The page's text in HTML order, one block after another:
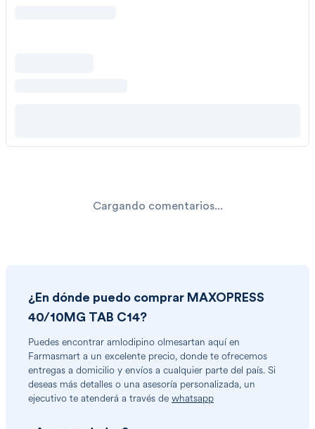
Cargando comentarios...
¿En dónde puedo comprar MAXOPRESS
40/10MG TAB C14?
Puedes encontrar amlodipino olmesartan aquí en
Farmasmart a un excelente precio, donde te ofrecemos
entregas a domicilio y envíos a cualquier parte del país. Si
deseas más detalles o una asesoría personalizada, un
ejecutivo te atenderá a través de whatsapp